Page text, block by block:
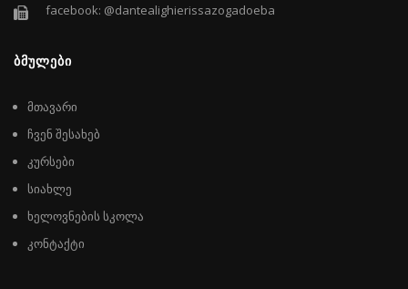
facebook: @dantealighierissazogadoeba
ᲑᲛᲣᲚᲔᲑᲘ
მთავარი
ჩვენ შესახებ
კურსები
სიახლე
ხელოვნების სკოლა
კონტაქტი